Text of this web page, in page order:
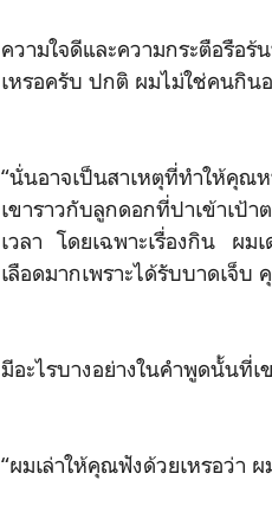
ความใจดีและความกระตือรือ
เหรอครับ ปกติ ผมไม่ใช่คนกินอ
“นั่นอาจเป็นสาเหตุที่ทำให้คุณ
เขาราวกับลูกดอกที่ปาเข้าเป้
เวลา โดยเฉพาะเรื่องกิน ผม
เลือดมากเพราะได้รับบาดเจ็
มีอะไรบางอย่างในคำพูดนั้นที่เ
“ผมเล่าให้คุณฟังด้วยเหรอว่า